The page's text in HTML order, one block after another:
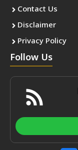
Contact Us
Disclaimer
Privacy Policy
Follow Us